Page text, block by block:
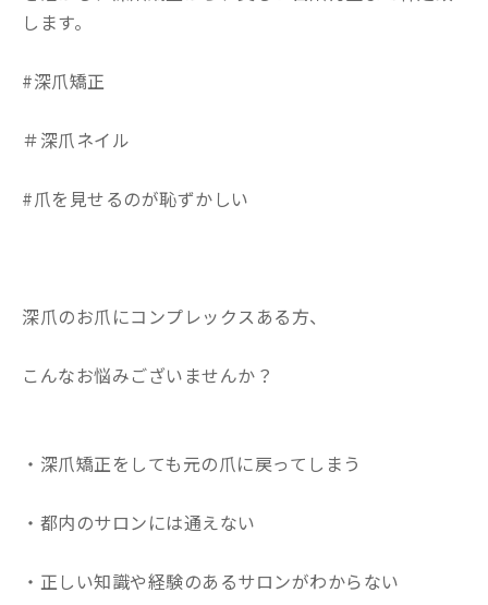
します。
#深爪矯正
＃深爪ネイル
#爪を見せるのが恥ずかしい
深爪のお爪にコンプレックスある方、
こんなお悩みございませんか？
・深爪矯正をしても元の爪に戻ってしまう
・都内のサロンには通えない
・正しい知識や経験のあるサロンがわからない